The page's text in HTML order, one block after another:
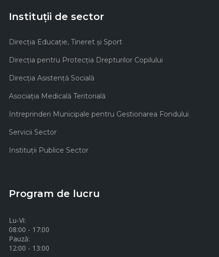
Instituții de sector
Direcţia Educaţie, Tineret şi Sport
Direcţia pentru Protecţia Drepturilor Copilului
Direcţia Asistenţă Socială
Asociaţia Medicală Teritorială
Intreprinderi Municipale pentru Gestionarea Fondului
Servicii Sector
Instituţii Publice Sector
Program de lucru
Lu-Vi:
08:00 - 17:00
Pauză:
12:00 - 13:00